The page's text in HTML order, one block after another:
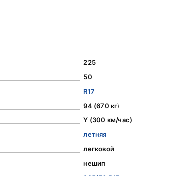
225
50
R17
94 (670 кг)
Y (300 км/час)
летняя
легковой
нешип